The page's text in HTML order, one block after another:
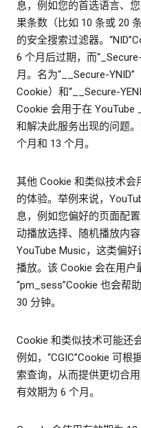
息，例如您的首选语言、
果条数（比如 10 条或 20
的安全搜索过滤器。
6 个月后过期，而
月。名为“__Secure-YNID”
Cookie）和“__Secure-
Cookie 会用于在 YouTube
和解决此服务出现的问题
个月和 13 个月。
其他 Cookie 和类似技术
的体验。举例来说，
息，例如您偏好的页面配
动播放选择、随机播放内
YouTube Music，这类偏
播放。该 Cookie 会在用户
“pm_sess”Cookie 也会帮
30 分钟。
Cookie 和类似技术可能还
例如，“CGIC”Cookie 可
索查询，从而提供更切合
有效期为 6 个月。